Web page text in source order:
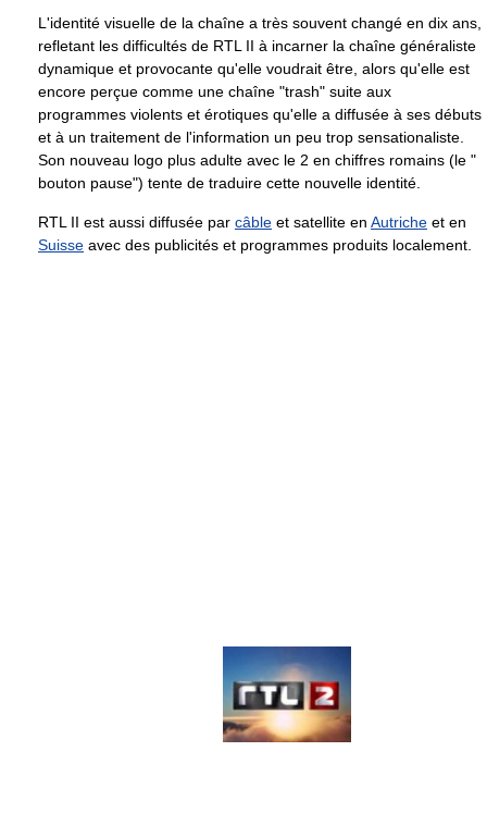
L'identité visuelle de la chaîne a très souvent changé en dix ans,
refletant les difficultés de RTL II à incarner la chaîne généraliste
dynamique et provocante qu'elle voudrait être, alors qu'elle est
encore perçue comme une chaîne "trash" suite aux
programmes violents et érotiques qu'elle a diffusée à ses débuts
et à un traitement de l'information un peu trop sensationaliste.
Son nouveau logo plus adulte avec le 2 en chiffres romains (le "
bouton pause") tente de traduire cette nouvelle identité.
RTL II est aussi diffusée par câble et satellite en Autriche et en
Suisse avec des publicités et programmes produits localement.